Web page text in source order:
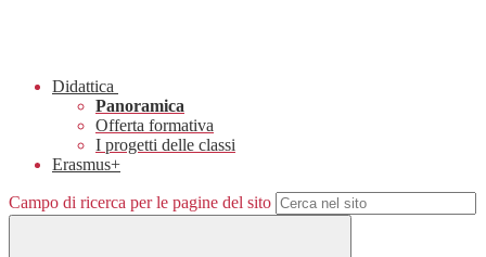
Didattica
Panoramica
Offerta formativa
I progetti delle classi
Erasmus+
Campo di ricerca per le pagine del sito